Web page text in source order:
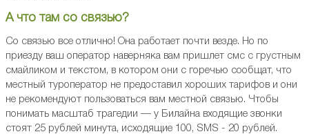
А что там со связью?
Со связью все отлично! Она работает почти везде. Но по
приезду ваш оператор наверняка вам пришлет смс с грустным
смайликом и текстом, в котором они с горечью сообщат, что
местный туроператор не предоставил хороших тарифов и они
не рекомендуют пользоваться вам местной связью. Чтобы
понимать масштаб трагедии — у Билайна входящие звонки
стоят 25 рублей минута, исходящие 100, SMS - 20 рублей.